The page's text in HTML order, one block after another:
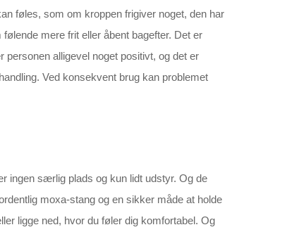
føles, som om kroppen frigiver noget, den har
mere frit eller åbent bagefter. Det er
personen alligevel noget positivt, og det er
Ved konsekvent brug kan problemet
ingen særlig plads og kun lidt udstyr. Og de
moxa-stang og en sikker måde at holde
ligge ned, hvor du føler dig komfortabel. Og